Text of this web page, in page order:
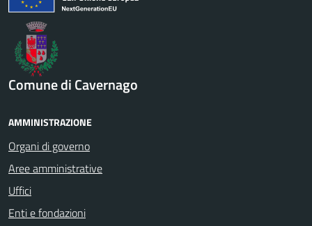
Comune di Cavernago
AMMINISTRAZIONE
Organi di governo
Aree amministrative
Uffici
Enti e fondazioni